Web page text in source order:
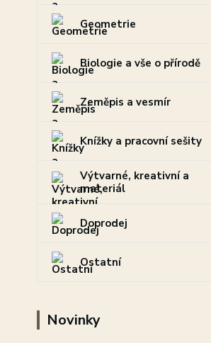
Geometrie
Biologie a vše o přírodě
Zeměpis a vesmír
Knížky a pracovní sešity
Výtvarné, kreativní a
materiál
Doprodej
Ostatní
Novinky